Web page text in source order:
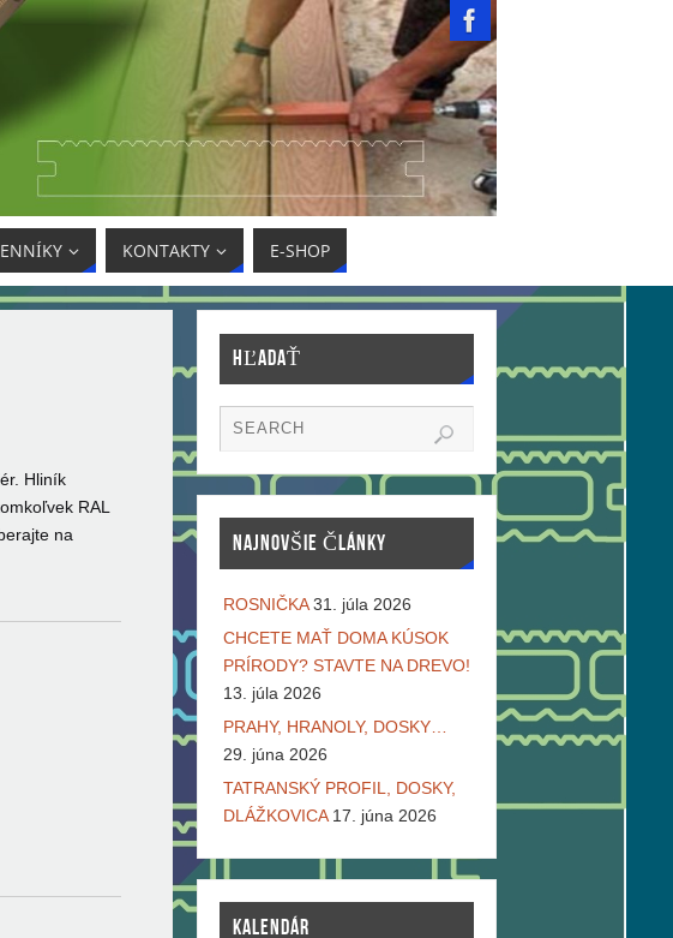
KONTAKTY E-SHOP
Hliník
RAL
na
HĽADAŤ
NAJNOVŠIE ČLÁNKY
ROSNIČKA 31. júla 2026
CHCETE MAŤ DOMA KÚSOK
PRÍRODY? STAVTE NA DREVO!
13. júla 2026
PRAHY, HRANOLY, DOSKY…
29. júna 2026
TATRANSKÝ PROFIL, DOSKY,
DLÁŽKOVICA 17. júna 2026
KALENDÁR